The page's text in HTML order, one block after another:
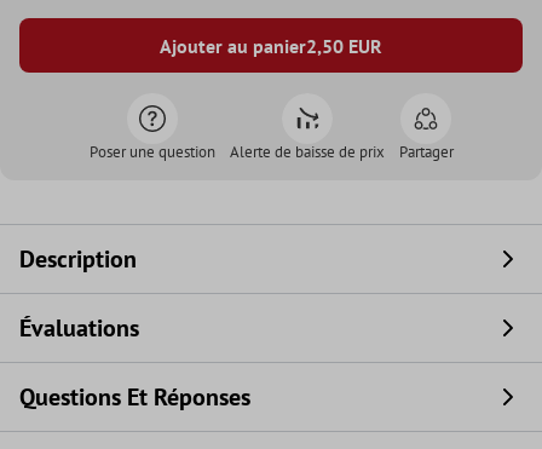
Ajouter au panier2,50 EUR
Poser une question Alerte de baisse de prix Partager
Description
Évaluations
Questions Et Réponses